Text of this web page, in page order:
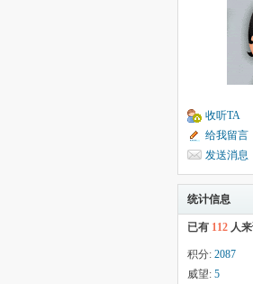
收听TA
给我留言
发送消息
统计信息
已有 112 人
积分: 2087
威望: 5